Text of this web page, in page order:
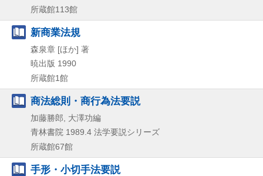
所蔵館113館
新商業法規
森泉章 [ほか] 著
暁出版 1990
所蔵館1館
商法総則・商行為法要説
加藤勝郎, 大澤功編
青林書院 1989.4 法学要説シリーズ
所蔵館67館
手形・小切手法要説